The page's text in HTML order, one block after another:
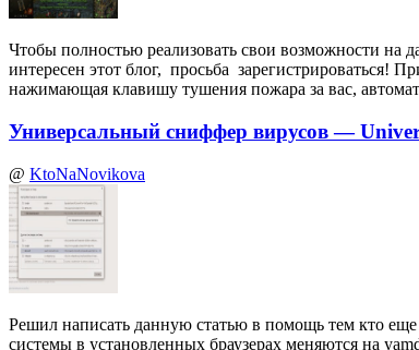
Чтобы полностью реализовать свои возможности на
интересен этот блог, просьба зарегистрироваться!
нажимающая клавишу тушения пожара за вас,
Универсальный сниффер вирусов —
@ KtoNaNovikova
Решил написать данную статью в помощь тем кто еще
системы в установленных браузерах меняются на